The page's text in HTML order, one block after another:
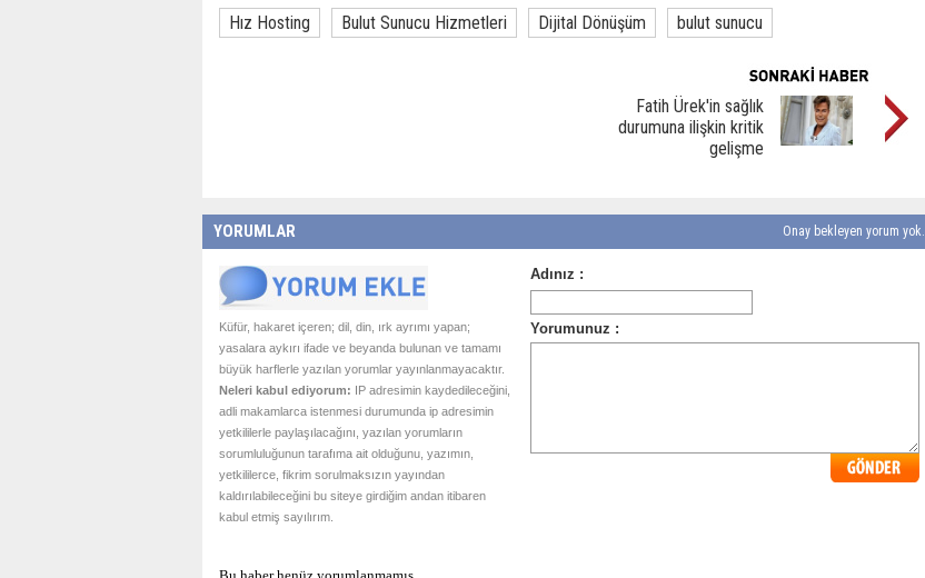
Hız Hosting
Bulut Sunucu Hizmetleri Dijital Dönüşüm bulut sunucu
Fatih Ürek'in sağlık
durumuna ilişkin kritik
gelişme
YORUMLAR Onay bekleyen yorum yok.
Küfür, hakaret içeren; dil, din, ırk ayrımı yapan;
yasalara aykırı ifade ve beyanda bulunan ve tamamı
büyük harflerle yazılan yorumlar yayınlanmayacaktır.
Neleri kabul ediyorum: IP adresimin kaydedileceğini,
adli makamlarca istenmesi durumunda ip adresimin
yetkililerle paylaşılacağını, yazılan yorumların
sorumluluğunun tarafıma ait olduğunu, yazımın,
yetkililerce, fikrim sorulmaksızın yayından
kaldırılabileceğini bu siteye girdiğim andan itibaren
kabul etmiş sayılırım.